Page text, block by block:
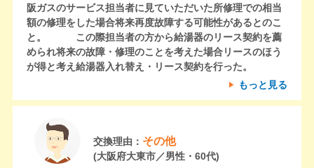
阪ガスのサービス担当者に見ていただいた所修理での相当
額の修理をした場合将来再度故障する可能性があるとのこ
と。 この際担当者の方から給湯器のリース契約を薦
められ将来の故障・修理のことを考えた場合リースのほう
が得と考え給湯器入れ替え・リース契約を行った。
もっと見る
交換理由： その他
(大阪府大東市／男性・60代)